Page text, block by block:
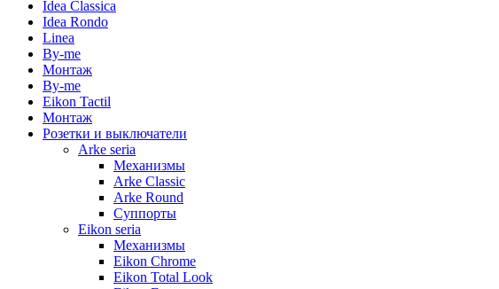
Idea Classica
Idea Rondo
Linea
By-me
Монтаж
By-me
Eikon Tactil
Монтаж
Розетки и выключатели
Arke seria
Механизмы
Arke Classic
Arke Round
Суппорты
Eikon seria
Механизмы
Eikon Chrome
Eikon Total Look